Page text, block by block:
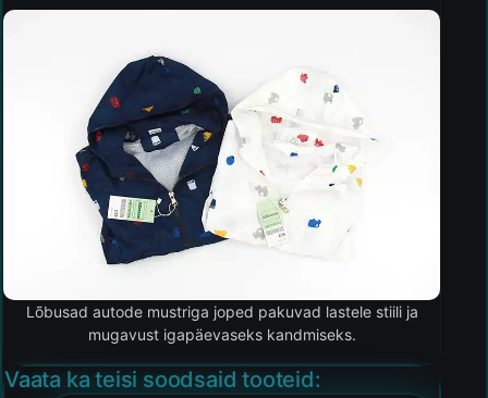
Lõbusad autode mustriga joped pakuvad lastele stiili ja
mugavust igapäevaseks kandmiseks.
Vaata ka teisi soodsaid tooteid: